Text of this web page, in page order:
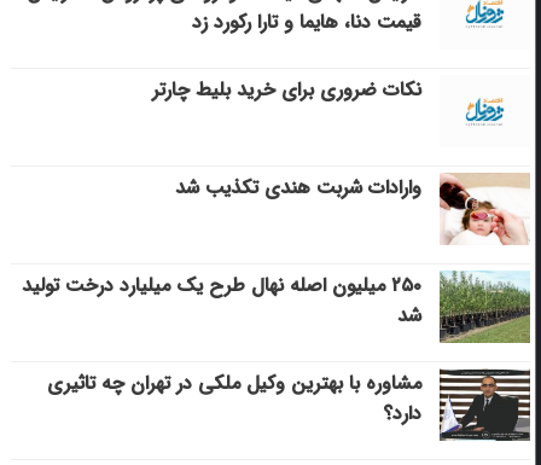
قیمت دنا، هایما و تارا رکورد زد
نکات ضروری برای خرید بلیط چارتر
وارادات شربت هندی تکذیب شد
۲۵۰ میلیون اصله نهال طرح یک میلیارد درخت تولید
شد
مشاوره با بهترین وکیل ملکی در تهران چه تاثیری
دارد؟